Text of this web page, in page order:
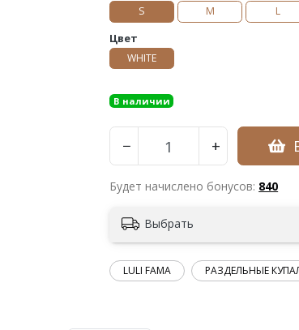
S M L
Цвет
WHITE
В наличии
− +
Будет начислено бонусов: 840
Выбрать
LULI FAMA РАЗДЕЛЬНЫЕ